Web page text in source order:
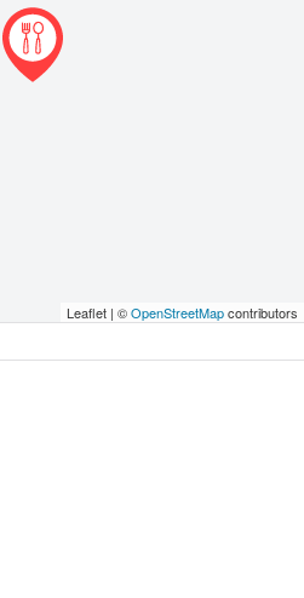
Leaflet | ©OpenStreetMapcontributors